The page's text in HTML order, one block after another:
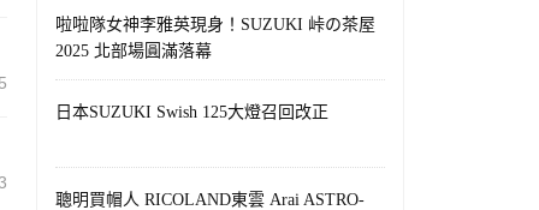
啦啦隊女神李雅英現身！SUZUKI 峠の茶屋
2025 北部場圓滿落幕
日本SUZUKI Swish 125大燈召回改正
聰明買帽人 RICOLAND東雲 Arai ASTRO-